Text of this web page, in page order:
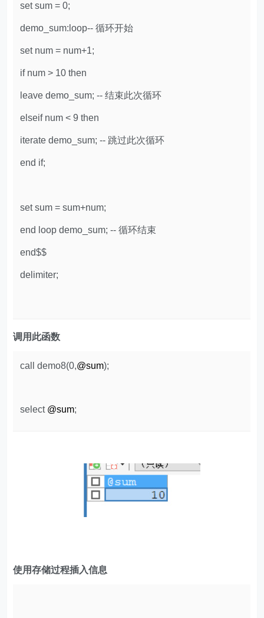
set sum = 0;
demo_sum:loop-- 循环开始
set num = num+1;
if num > 10 then
leave demo_sum; -- 结束此次循环
elseif num < 9 then
iterate demo_sum; -- 跳过此次循环
end if;
set sum = sum+num;
end loop demo_sum; -- 循环结束
end$$
delimiter;
调用此函数
call demo8(0,@sum);
select @sum;
使用存储过程插入信息